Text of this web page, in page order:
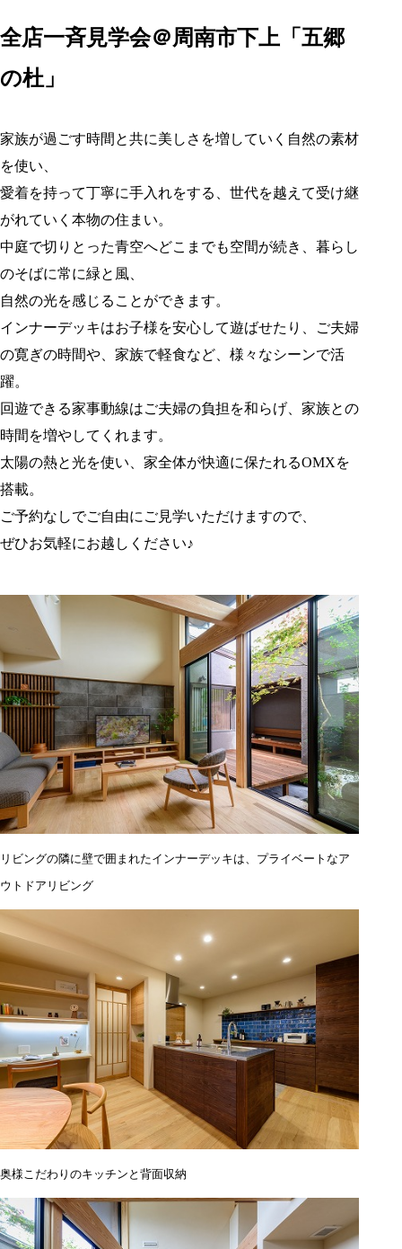
全店一斉見学会＠周南市下上「五郷
の杜」
家族が過ごす時間と共に美しさを増していく自然の素材
を使い、
愛着を持って丁寧に手入れをする、世代を越えて受け継
がれていく本物の住まい。
中庭で切りとった青空へどこまでも空間が続き、暮らし
のそばに常に緑と風、
自然の光を感じることができます。
インナーデッキはお子様を安心して遊ばせたり、ご夫婦
の寛ぎの時間や、家族で軽食など、様々なシーンで活
躍。
回遊できる家事動線はご夫婦の負担を和らげ、家族との
時間を増やしてくれます。
太陽の熱と光を使い、家全体が快適に保たれるOMXを
搭載。
ご予約なしでご自由にご見学いただけますので、
ぜひお気軽にお越しください♪
リビングの隣に壁で囲まれたインナーデッキは、 プライベートなア
ウトドアリビング
奥様こだわりのキッチンと背面収納